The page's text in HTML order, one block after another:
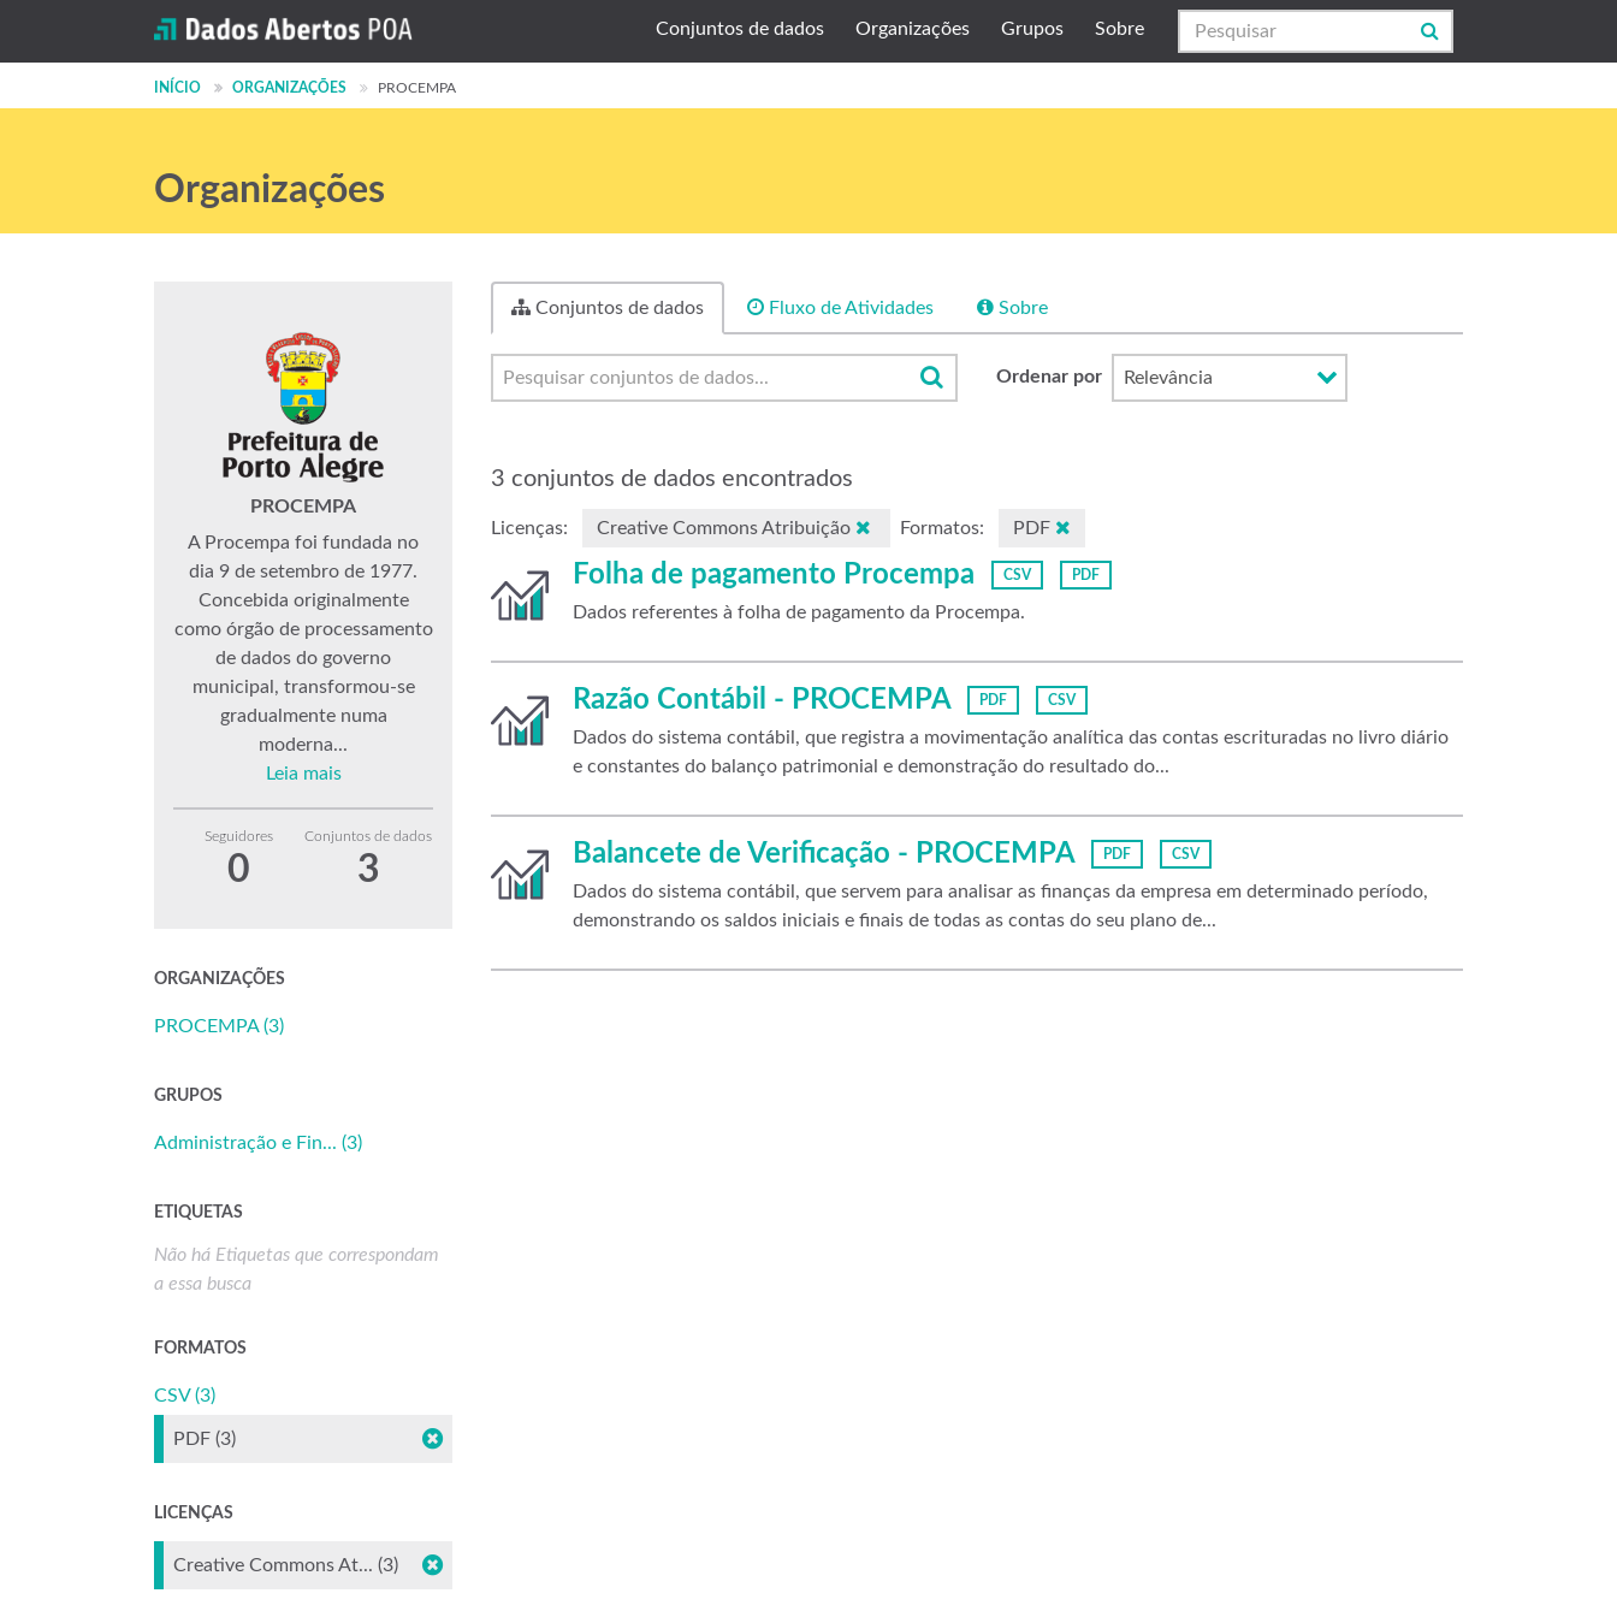
Conjuntos de dados Organizações Grupos Sobre
INÍCIO ORGANIZAÇÕES PROCEMPA
Organizações
Conjuntos de dados Fluxo de Atividades Sobre
Ordenar por
3 conjuntos de dados encontrados
Licenças: Creative Commons Atribuição Formatos: PDF
Folha de pagamento Procempa CSV PDF
Dados referentes à folha de pagamento da Procempa.
Razão Contábil - PROCEMPA PDF CSV
Dados do sistema contábil, que registra a movimentação analítica das contas escrituradas no livro diário
e constantes do balanço patrimonial e demonstração do resultado do...
Balancete de Verificação - PROCEMPA PDF CSV
Dados do sistema contábil, que servem para analisar as finanças da empresa em determinado período,
demonstrando os saldos iniciais e finais de todas as contas do seu plano de...
PROCEMPA
A Procempa foi fundada no
dia 9 de setembro de 1977.
Concebida originalmente
como órgão de processamento
de dados do governo
municipal, transformou-se
gradualmente numa
moderna...
Leia mais
Seguidores
0
Conjuntos de dados
3
ORGANIZAÇÕES
PROCEMPA (3)
GRUPOS
Administração e Fin... (3)
ETIQUETAS
Não há Etiquetas que correspondam
a essa busca
FORMATOS
CSV (3)
PDF (3)
LICENÇAS
Creative Commons At... (3)